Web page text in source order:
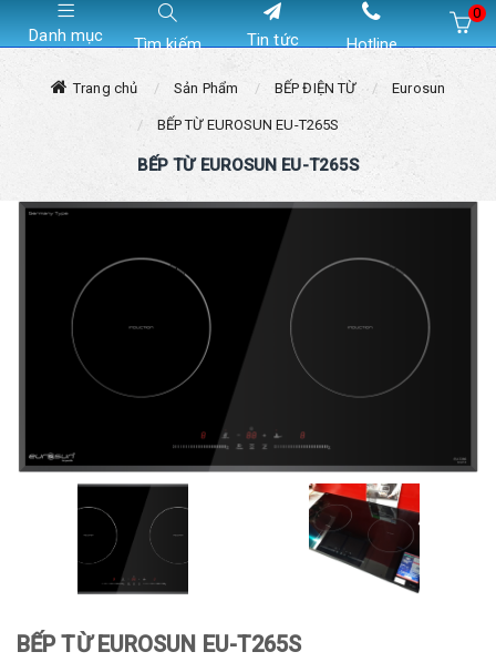
Danh mục Tìm kiếm Tin tức Hotline
0
Trang chủ Sản Phẩm BẾP ĐIỆN TỪ Eurosun
BẾP TỪ EUROSUN EU-T265S
BẾP TỪ EUROSUN EU-T265S
BẾP TỪ EUROSUN EU-T265S